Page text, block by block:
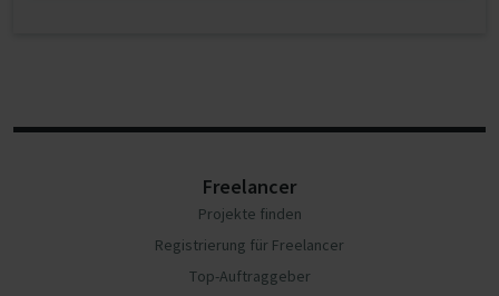
Freelancer
Projekte finden
Registrierung für Freelancer
Top-Auftraggeber